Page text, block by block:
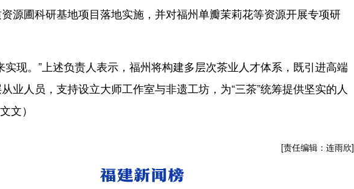
源圃科研基地项目落地实施，并对福州单瓣茉莉花等资源开展专项研
现。”上述负责人表示，福州将构建多层次茶业人才体系，既引进高端
业人员，支持设立大师工作室与非遗工坊，为“三茶”统筹提供坚实的人
文）
[责任编辑：连雨欣]